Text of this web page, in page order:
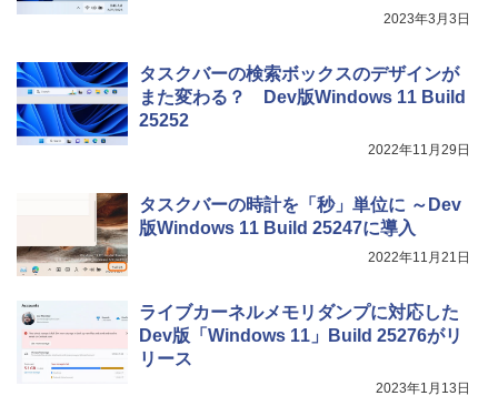
2023年3月3日
タスクバーの検索ボックスのデザインが
また変わる？ Dev版Windows 11 Build
25252
2022年11月29日
タスクバーの時計を「秒」単位に ～Dev
版Windows 11 Build 25247に導入
2022年11月21日
ライブカーネルメモリダンプに対応した
Dev版「Windows 11」Build 25276がリ
リース
2023年1月13日